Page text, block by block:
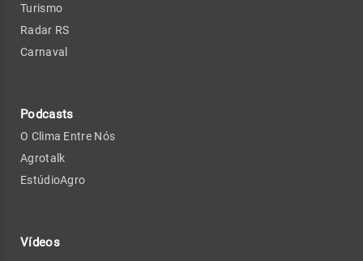
Turismo
Radar RS
Carnaval
Podcasts
O Clima Entre Nós
Agrotalk
EstúdioAgro
Vídeos